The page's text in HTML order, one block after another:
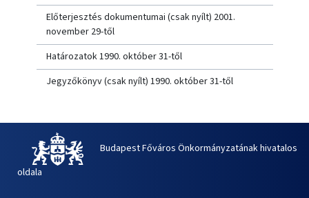
Előterjesztés dokumentumai (csak nyílt) 2001.
november 29-től
Határozatok 1990. október 31-től
Jegyzőkönyv (csak nyílt) 1990. október 31-től
Budapest Főváros Önkormányzatának hivatalos
oldala